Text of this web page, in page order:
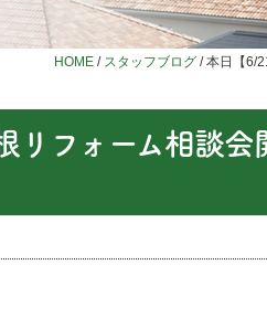
HOME / スタッフブログ /本日【6/
フォーム相談